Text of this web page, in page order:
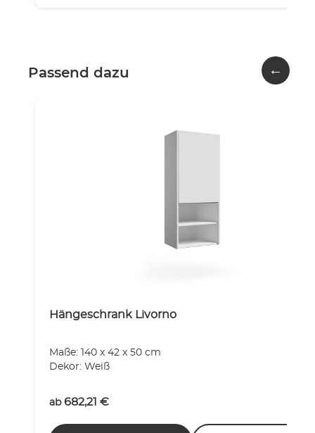
Passend dazu
Hängeschrank Livorno
Maße: 140 x 42 x 50 cm
Dekor: Weiß
ab 682,21 €
←